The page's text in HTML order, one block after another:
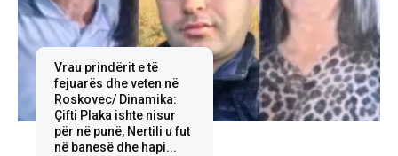
Vrau prindërit e të
fejuarës dhe veten në
Roskovec/ Dinamika:
Çifti Plaka ishte nisur
për në punë, Nertili u fut
në banesë dhe hapi...